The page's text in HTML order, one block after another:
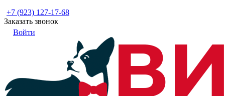
+7 (923) 127-17-68
Заказать звонок
Войти